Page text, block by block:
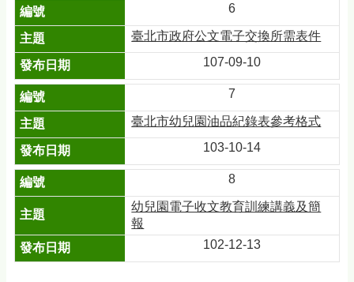
6
臺北市政府公文電子交換所需表件
107-09-10
7
臺北市幼兒園油品紀錄表參考格式
103-10-14
8
幼兒園電子收文教育訓練講義及簡
報
102-12-13